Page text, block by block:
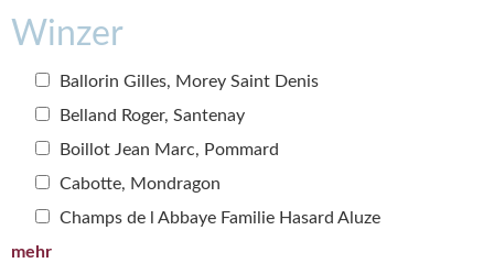
Winzer
Ballorin Gilles, Morey Saint Denis
Belland Roger, Santenay
Boillot Jean Marc, Pommard
Cabotte, Mondragon
Champs de l Abbaye Familie Hasard Aluze
mehr